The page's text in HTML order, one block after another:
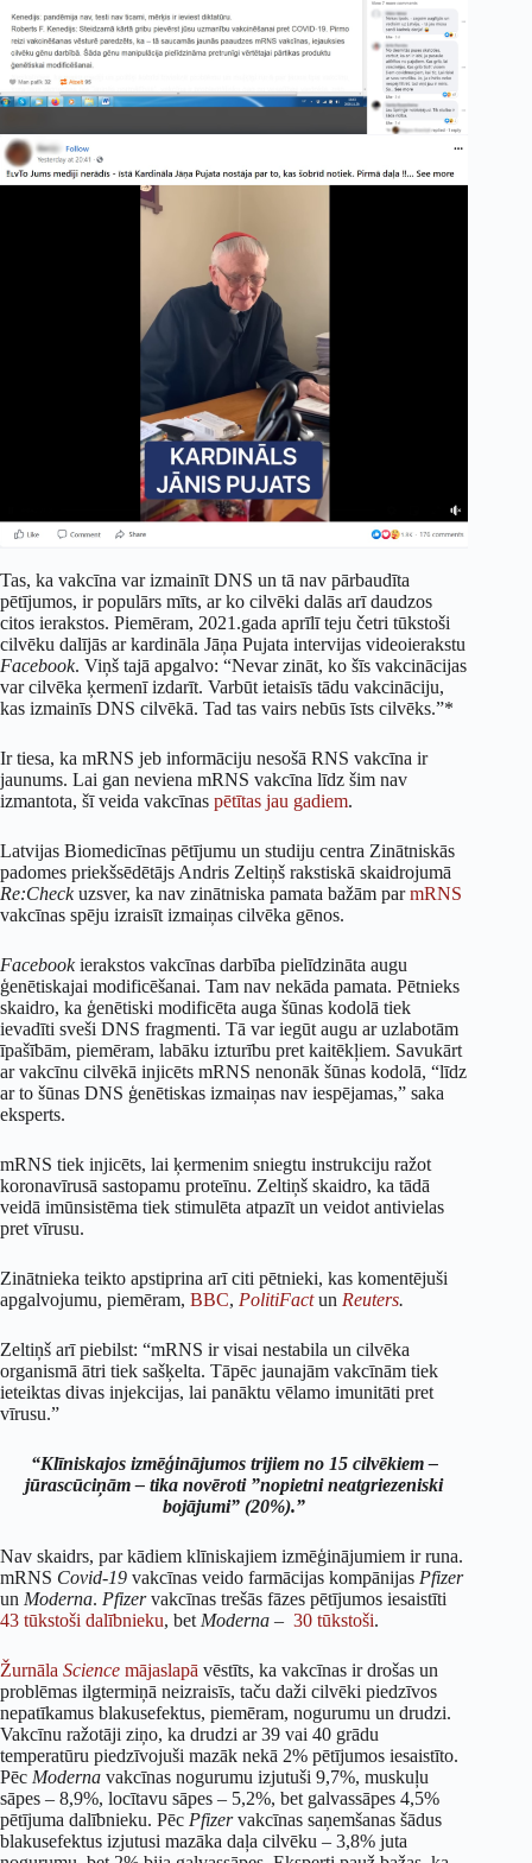
Tas, ka vakcīna var izmainīt DNS un tā nav pārbaudīta
pētījumos, ir populārs mīts, ar ko cilvēki dalās arī daudzos
citos ierakstos. Piemēram, 2021.gada aprīlī teju četri tūkstoši
cilvēku dalījās ar kardināla Jāņa Pujata intervijas videoierakstu
Facebook. Viņš tajā apgalvo: “Nevar zināt, ko šīs vakcinācijas
var cilvēka ķermenī izdarīt. Varbūt ietaisīs tādu vakcināciju,
kas izmainīs DNS cilvēkā. Tad tas vairs nebūs īsts cilvēks.”*
Ir tiesa, ka mRNS jeb informāciju nesošā RNS vakcīna ir
jaunums. Lai gan neviena mRNS vakcīna līdz šim nav
izmantota, šī veida vakcīnas pētītas jau gadiem.
Latvijas Biomedicīnas pētījumu un studiju centra Zinātniskās
padomes priekšsēdētājs Andris Zeltiņš rakstiskā skaidrojumā
Re:Checkuzsver, ka nav zinātniska pamata bažām parmRNS
vakcīnas spēju izraisīt izmaiņas cilvēka gēnos.
Facebookierakstos vakcīnas darbība pielīdzināta augu
ģenētiskajai modificēšanai. Tam nav nekāda pamata. Pētnieks
skaidro, ka ģenētiski modificēta auga šūnas kodolā tiek
ievadīti sveši DNS fragmenti. Tā var iegūt augu ar uzlabotām
īpašībām, piemēram, labāku izturību pret kaitēkļiem. Savukārt
ar vakcīnu cilvēkā injicēts mRNS nenonāk šūnas kodolā, “līdz
ar to šūnas DNS ģenētiskas izmaiņas nav iespējamas,” saka
eksperts.
mRNS tiek injicēts, lai ķermenim sniegtu instrukciju ražot
koronavīrusā sastopamu proteīnu. Zeltiņš skaidro, ka tādā
veidā imūnsistēma tiek stimulēta atpazīt un veidot antivielas
pret vīrusu.
Zinātnieka teikto apstiprina arī citi pētnieki, kas komentējuši
apgalvojumu, piemēram, BBC, PolitiFact un Reuters.
Zeltiņš arī piebilst: “mRNS ir visai nestabila un cilvēka
organismā ātri tiek sašķelta. Tāpēc jaunajām vakcīnām tiek
ieteiktas divas injekcijas, lai panāktu vēlamo imunitāti pret
vīrusu.”
“Klīniskajos izmēģinājumos trijiem no 15 cilvēkiem –
jūrascūciņām – tika novēroti ”nopietni neatgriezeniski
bojājumi” (20%).”
Nav skaidrs, par kādiem klīniskajiem izmēģinājumiem ir runa.
mRNS Covid-19 vakcīnas veido farmācijas kompānijas Pfizer
un Moderna. Pfizervakcīnas trešās fāzes pētījumos iesaistīti
43 tūkstoši dalībnieku, bet Moderna – 30 tūkstoši.
Žurnāla Science mājaslapā vēstīts, ka vakcīnas ir drošas un
problēmas ilgtermiņā neizraisīs, taču daži cilvēki piedzīvos
nepatīkamus blakusefektus, piemēram, nogurumu un drudzi.
Vakcīnu ražotāji ziņo, ka drudzi ar 39 vai 40 grādu
temperatūru piedzīvojuši mazāk nekā 2% pētījumos iesaistīto.
Pēc Moderna vakcīnas nogurumu izjutuši 9,7%, muskuļu
sāpes – 8,9%, locītavu sāpes – 5,2%, bet galvassāpes 4,5%
pētījuma dalībnieku. Pēc Pfizervakcīnas saņemšanas šādus
blakusefektus izjutusi mazāka daļa cilvēku – 3,8% juta